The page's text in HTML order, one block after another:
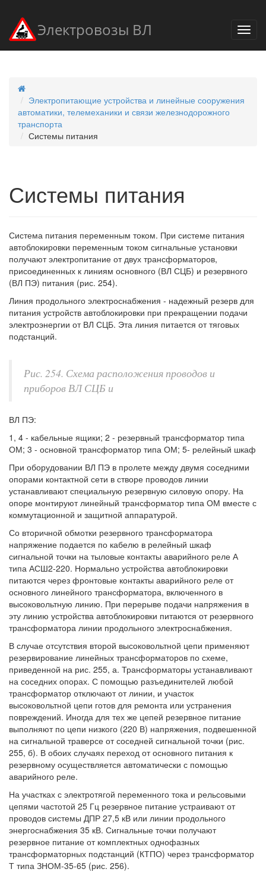
Электровозы ВЛ
Электропитающие устройства и линейные сооружения
автоматики, телемеханики и связи железнодорожного
транспорта
Системы питания
Системы питания
Система питания переменным током. При системе питания
автоблокировки переменным током сигнальные установки
получают электропитание от двух трансформаторов,
присоединенных к линиям основного (ВЛ СЦБ) и резервного
(ВЛ ПЭ) питания (рис. 254).
Линия продольного электроснабжения - надежный резерв для
питания устройств автоблокировки при прекращении подачи
электроэнергии от ВЛ СЦБ. Эта линия питается от тяговых
подстанций.
Рис. 254. Схема расположения проводов и
приборов ВЛ СЦБ и
ВЛ ПЭ:
1, 4 - кабельные ящики; 2 - резервный трансформатор типа
ОМ; 3 - основной трансформатор типа ОМ; 5- релейный шкаф
При оборудовании ВЛ ПЭ в пролете между двумя соседними
опорами контактной сети в створе проводов линии
устанавливают специальную резервную силовую опору. На
опоре монтируют линейный трансформатор типа ОМ вместе с
коммутационной и защитной аппаратурой.
Со вторичной обмотки резервного трансформатора
напряжение подается по кабелю в релейный шкаф
сигнальной точки на тыловые контакты аварийного реле А
типа АСШ2-220. Нормально устройства автоблокировки
питаются через фронтовые контакты аварийного реле от
основного линейного трансформатора, включенного в
высоковольтную линию. При перерыве подачи напряжения в
эту линию устройства автоблокировки питаются от резервного
трансформатора линии продольного электроснабжения.
В случае отсутствия второй высоковольтной цепи применяют
резервирование линейных трансформаторов по схеме,
приведенной на рис. 255, а. Трансформаторы устанавливают
на соседних опорах. С помощью разъединителей любой
трансформатор отключают от линии, и участок
высоковольтной цепи готов для ремонта или устранения
повреждений. Иногда для тех же цепей резервное питание
выполняют по цепи низкого (220 В) напряжения, подвешенной
на сигнальной траверсе от соседней сигнальной точки (рис.
255, б). В обоих случаях переход от основного питания к
резервному осуществляется автоматически с помощью
аварийного реле.
На участках с электротягой переменного тока и рельсовыми
цепями частотой 25 Гц резервное питание устраивают от
проводов системы ДПР 27,5 кВ или линии продольного
энергоснабжения 35 кВ. Сигнальные точки получают
резервное питание от комплектных однофазных
трансформаторных подстанций (КТПО) через трансформатор
Т типа ЗНОМ-35-65 (рис. 256).